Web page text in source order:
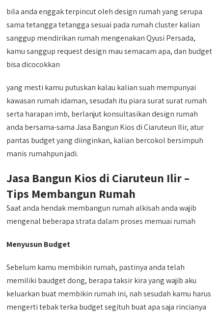
bila anda enggak terpincut oleh design rumah yang serupa
sama tetangga tetangga sesuai pada rumah cluster kalian
sanggup mendirikan rumah mengenakan Qyusi Persada,
kamu sanggup request design mau semacam apa, dan budget
bisa dicocokkan
yang mesti kamu putuskan kalau kalian suah mempunyai
kawasan rumah idaman, sesudah itu piara surat surat rumah
serta harapan imb, berlanjut konsultasikan design rumah
anda bersama-sama Jasa Bangun Kios di Ciaruteun Ilir, atur
pantas budget yang diinginkan, kalian bercokol bersimpuh
manis rumahpun jadi.
Jasa Bangun Kios di Ciaruteun Ilir –
Tips Membangun Rumah
Saat anda hendak membangun rumah alkisah anda wajib
mengenal beberapa strata dalam proses memuai rumah
Menyusun Budget
Sebelum kamu membikin rumah, pastinya anda telah
memiliki baudget dong, berapa taksir kira yang wajib aku
keluarkan buat membikin rumah ini, nah sesudah kamu harus
mengerti tebak terka budget segituh buat apa saja rincianya